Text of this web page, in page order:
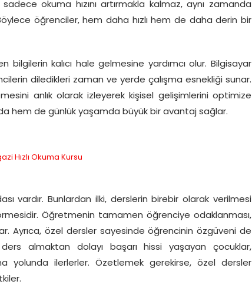
okuma hızını artırmakla kalmaz, aynı zamanda
öğrenciler, hem daha hızlı hem de daha derin bir
bilgilerin kalıcı hale gelmesine yardımcı olur. Bilgisayar
diledikleri zaman ve yerde çalışma esnekliği sunar.
anlık olarak izleyerek kişisel gelişimlerini optimize
hem de günlük yaşamda büyük bir avantaj sağlar.
vardır. Bunlardan ilki, derslerin birebir olarak verilmesi
Öğretmenin tamamen öğrenciye odaklanması,
Ayrıca, özel dersler sayesinde öğrencinin özgüveni de
almaktan dolayı başarı hissi yaşayan çocuklar,
yolunda ilerlerler. Özetlemek gerekirse, özel dersler